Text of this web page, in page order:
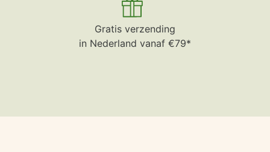
Gratis verzending
in Nederland vanaf €79*